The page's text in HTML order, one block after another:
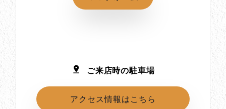
ご来店時の駐車場
アクセス情報はこちら
所在地